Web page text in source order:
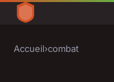
Accueil›combat